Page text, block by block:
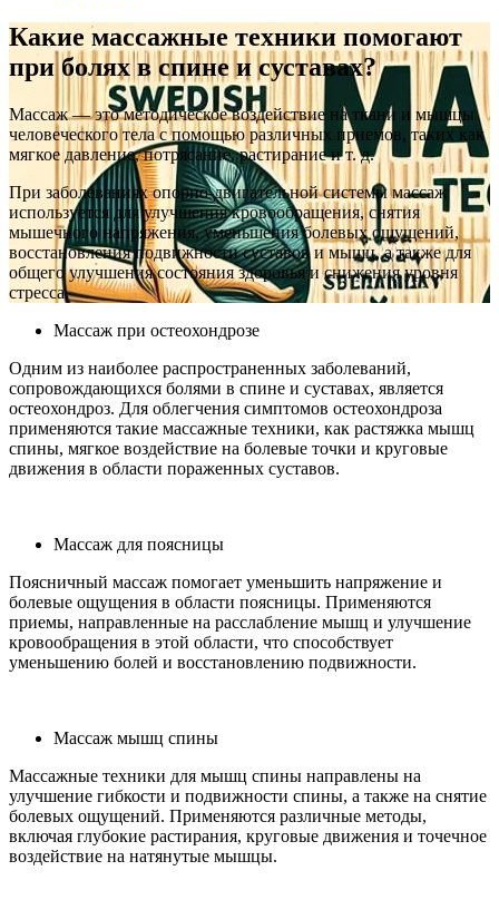
Какие массажные техники помогают
при болях в спине и суставах?
Массаж — это методическое воздействие на ткани и мышцы
человеческого тела с помощью различных приемов, таких как
мягкое давление, потрясание, растирание и т. д.
При заболеваниях опорно-двигательной системы массаж
используется для улучшения кровообращения, снятия
мышечного напряжения, уменьшения болевых ощущений,
восстановления подвижности суставов и мышц, а также для
общего улучшения состояния здоровья и снижения уровня
стресса.
Массаж при остеохондрозе
Одним из наиболее распространенных заболеваний,
сопровождающихся болями в спине и суставах, является
остеохондроз. Для облегчения симптомов остеохондроза
применяются такие массажные техники, как растяжка мышц
спины, мягкое воздействие на болевые точки и круговые
движения в области пораженных суставов.
Массаж для поясницы
Поясничный массаж помогает уменьшить напряжение и
болевые ощущения в области поясницы. Применяются
приемы, направленные на расслабление мышц и улучшение
кровообращения в этой области, что способствует
уменьшению болей и восстановлению подвижности.
Массаж мышц спины
Массажные техники для мышц спины направлены на
улучшение гибкости и подвижности спины, а также на снятие
болевых ощущений. Применяются различные методы,
включая глубокие растирания, круговые движения и точечное
воздействие на натянутые мышцы.